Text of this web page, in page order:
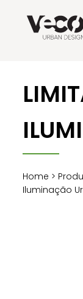
Home >
Iluminação